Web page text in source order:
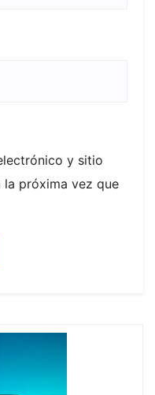
y sitio
la próxima vez que